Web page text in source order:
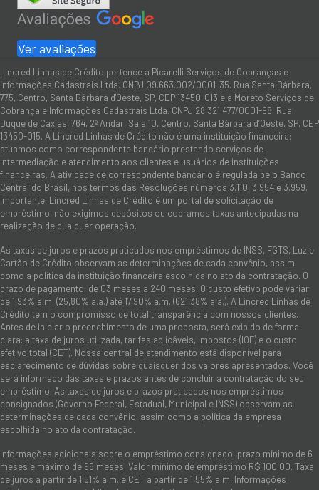
Ver avaliações
Lincred Linhas de Crédito pertence a Picarelli Serviços de Cobranças e
Informações Cadastrais Ltda. CNPJ 09.663.002/0001-35. Rua Santa Bárbara,
775, Centro, Santa Bárbara d'Oeste, SP, CEP 13450-013 e a Moreto Serviços de
Cobrança e Informações Cadastrais Ltda. CNPJ 28.321.477/0001-98. Rua
Duque de Caxias, 764, 2º Andar, Sala 10, Centro, Santa Bárbara d’Oeste, SP, CEP
13450-015. A Lincred Linhas de Crédito não é uma instituição financeira:
atuamos como correspondente bancário prestando serviços de
intermediação e atendimento aos clientes e usuários de instituições
financeiras. A atividade de correspondente bancário é regulada pelo Banco
Central do Brasil, nos termos das Resoluções números 3.110, 3.954 e 3.959.
Importante: Lincred Linhas de Crédito é um portal de solicitação de
empréstimo, não exigimos depósitos ou cobramos taxas antecipadas na
realização de qualquer operação.
As taxas de juros e prazos praticados nos empréstimos de INSS, FGTS, Luz e
Cartão de Crédito observam as determinações de cada convênio, assim
como a política da instituição financeira escolhida no ato da contratação. O
prazo de pagamento: de 03 meses a 240 meses. O custo efetivo pode variar
de 1,93% a.m. (25,80% a.a.) até 17,90% a.m. (621,38% a.a.). A Lincred Linhas de
Crédito tem o compromisso de total transparência com nossos clientes.
Antes de iniciar o preenchimento de uma proposta, será exibido de forma
clara: a taxa de juros utilizada, tarifas aplicáveis, impostos (IOF) e o custo
efetivo total (CET). Nossa central de atendimento está disponível para
esclarecimento de dúvidas sobre quaisquer dos valores apresentados. Você
será informado das taxas e prazos antes de concluir a contratação do seu
empréstimo. As taxas de juros e prazos praticados nos empréstimos
consignados (Governo Federal, Estadual, Municipal e INSS) observam as
determinações de cada convênio, assim como a política da empresa
escolhida no ato da contratação.
Informações adicionais sobre o empréstimo consignado: prazo mínimo de 6
meses e máximo de 96 meses. Valor mínimo de empréstimo R$ 100,00. Taxa
de juros a partir de 1,51% a.m. e CET a partir de 1,55% a.m. Informações